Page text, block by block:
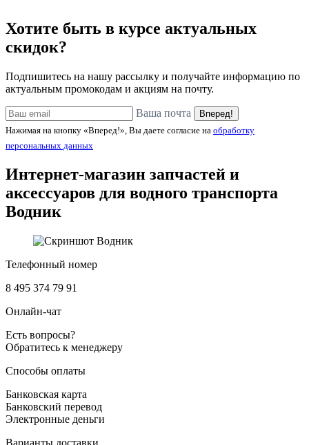
Хотите быть в курсе актуальных
скидок?
Подпишитесь на нашу рассылку и получайте информацию по
актуальным промокодам и акциям на почту.
Ваша почта
Вперед!
Нажимая на кнопку «Вперед!», Вы даете согласие на обработку
персональных данных
Интернет-магазин запчастей и
аксессуаров для водного транспорта
Водник
Телефонный номер
8 495 374 79 91
Онлайн-чат
Есть вопросы?
Обратитесь к менеджеру
Способы оплаты
Банковская карта
Банковский перевод
Электронные деньги
Варианты доставки